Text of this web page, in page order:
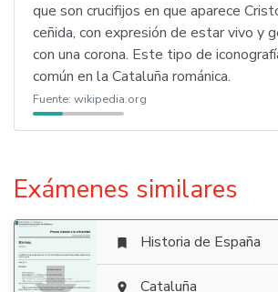
que son crucifijos en que aparece
ceñida, con expresión de estar vivo y
con una corona. Este tipo de
común en la Cataluña románica.
Fuente: wikipedia.org
Exámenes similares
 Historia de España
 Cataluña